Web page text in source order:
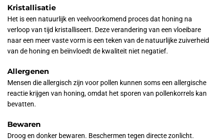
Kristallisatie
Het is een natuurlijk en veelvoorkomend proces dat honing na
verloop van tijd kristalliseert. Deze verandering van een vloeibare
naar een meer vaste vorm is een teken van de natuurlijke zuiverheid
van de honing en beïnvloedt de kwaliteit niet negatief.
Allergenen
Mensen die allergisch zijn voor pollen kunnen soms een allergische
reactie krijgen van honing, omdat het sporen van pollenkorrels kan
bevatten.
Bewaren
Droog en donker bewaren. Beschermen tegen directe zonlicht.